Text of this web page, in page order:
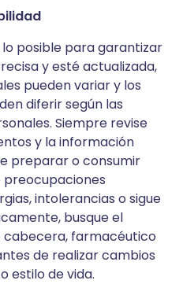
posible para garantizar
y esté actualizada,
pueden variar y los
diferir según las
Siempre revise
y la información
preparar o consumir
preocupaciones
intolerancias o sigue
busque el
cabecera, farmacéutico
de realizar cambios
estilo de vida.